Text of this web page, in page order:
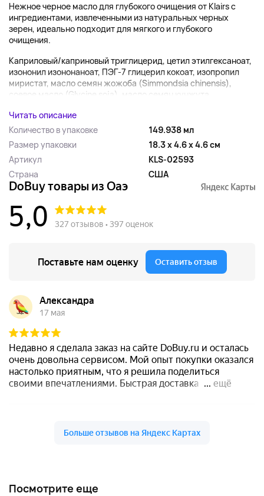
Нежное черное масло для глубокого очищения от Klairs с
ингредиентами, извлеченными из натуральных черных
зерен, идеально подходит для мягкого и глубокого
очищения.
Каприловый/каприновый триглицерид, цетил этилгексаноат,
изононил изононаноат, ПЭГ-7 глицерил кокоат, изопропил
миристат, масло семян жожоба (Simmondsia chinensis),
соевое масло (Glycine soja), масло семян кунжута...
Читать описание
Количество в упаковке
149.938 мл
Размер упаковки
18.3 x 4.6 x 4.6 см
Артикул
KLS-02593
Страна
США
Посмотрите еще